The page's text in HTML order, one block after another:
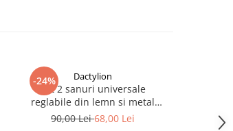
-24% Dactylion
Set 2 sanuri universale
reglabile din lemn si metal
pentru largit si alungit
90,00 Lei68,00 Lei
model